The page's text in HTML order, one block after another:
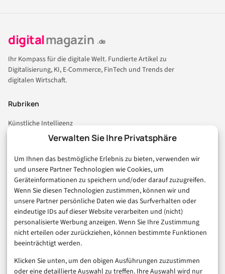
Verwalten Sie Ihre Privatsphäre
Um Ihnen das bestmögliche Erlebnis zu bieten, verwenden wir
und unsere Partner Technologien wie Cookies, um
Geräteinformationen zu speichern und/oder darauf zuzugreifen.
Wenn Sie diesen Technologien zustimmen, können wir und
unsere Partner persönliche Daten wie das Surfverhalten oder
eindeutige IDs auf dieser Website verarbeiten und (nicht)
personalisierte Werbung anzeigen. Wenn Sie Ihre Zustimmung
nicht erteilen oder zurückziehen, können bestimmte Funktionen
beeinträchtigt werden.
Klicken Sie unten, um den obigen Ausführungen zuzustimmen
oder eine detaillierte Auswahl zu treffen. Ihre Auswahl wird nur
digitalmagazin .de
Ihr Kompass für die digitale Welt. Fundierte Artikel zu
Digitalisierung, KI, E-Commerce, FinTech und Trends der
digitalen Wirtschaft.
Rubriken
Künstliche Intelligenz
Technologie & IT
Consumer & Digital Life
Marketing
Finanzen & FinTech
Business & Karriere
Sicherheit & Recht
Digitalisierung
Marketing
Magazin